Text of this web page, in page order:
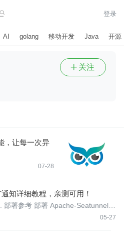
登录
AI golang 移动开发 Java 开源
 关注
，让每一次异
07-28
知详细教程，亲测可用！
05-27
部署参考 部署 Apache-Seatunnel